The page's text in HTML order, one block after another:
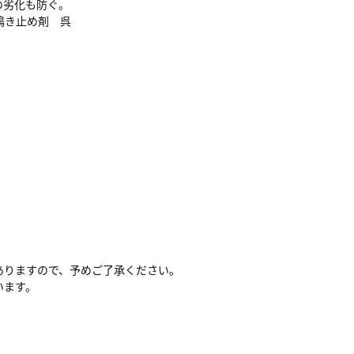
化も防ぐ。
き止め剤 呉
ますので、予めご了承ください。
す。